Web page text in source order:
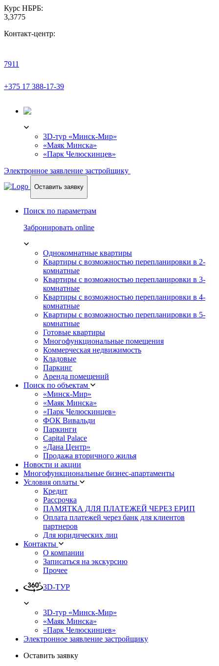
Курс НБРБ:
3,3775
Контакт-центр:
7911
+375 17 388-17-39
3D-тур «Минск-Мир»
«Маяк Минска»
«Парк Челюскинцев»
Электронное заявление застройщику
Оставить заявку
Поиск по параметрам
Забронировать online
Однокомнатные квартиры
Квартиры с возможностью перепланировки в 2-
комнатные
Квартиры с возможностью перепланировки в 3-
комнатные
Квартиры с возможностью перепланировки в 4-
комнатные
Квартиры с возможностью перепланировки в 5-
комнатные
Готовые квартиры
Многофункциональные помещения
Коммерческая недвижимость
Кладовые
Паркинг
Аренда помещений
Поиск по объектам
«Минск-Мир»
«Маяк Минска»
«Парк Челюскинцев»
ФОК Вивальди
Паркинги
Capital Palace
«Дана Центр»
Продажа вторичного жилья
Новости и акции
Многофункциональные бизнес-апартаменты
Условия оплаты
Кредит
Рассрочка
ПАМЯТКА ДЛЯ ПЛАТЕЖЕЙ ЧЕРЕЗ ЕРИП
Оплата платежей через банк для клиентов
партнеров
Для юридических лиц
Контакты
О компании
Записаться на экскурсию
Прочее
3D-ТУР
3D-тур «Минск-Мир»
«Маяк Минска»
«Парк Челюскинцев»
Электронное заявление застройщику
Оставить заявку